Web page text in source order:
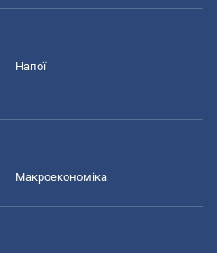
Напої
Макроекономіка